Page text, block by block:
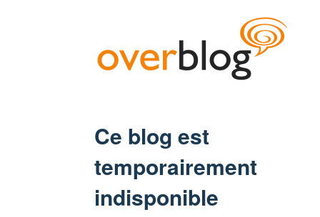
Ce blog est
temporairement
indisponible